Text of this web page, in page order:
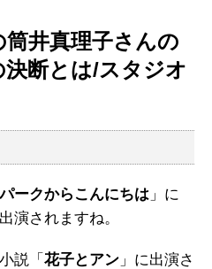
井真理子さんの
断とは/スタジオ
ークからこんにちは 」に
演されますね。
説「 花子とアン 」に出演さ